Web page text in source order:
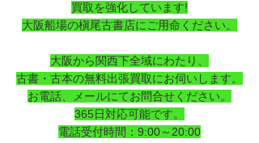
買取を強化しています!
大阪船場の槇尾古書店にご用命ください。
大阪から関西下全域にわたり、
古書・古本の無料出張買取にお伺いします。
お電話、メールにてお問合せください。
365日対応可能です。
電話受付時間：9:00～20:00